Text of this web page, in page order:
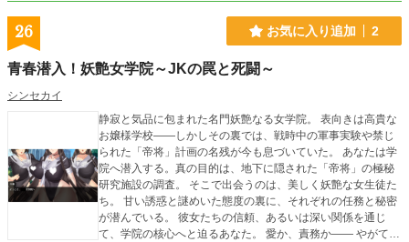
26 お気に入り追加 2
青春潜入！妖艶女学院～JKの罠と死闘～
シンセカイ
静寂と気品に包まれた名門妖艶なる女学院。 表向きは高貴な
お嬢様学校――しかしその裏では、戦時中の軍事実験や禁じ
られた「帝将」計画の名残が今も息づいていた。 あなたは学
院へ潜入する。真の目的は、地下に隠された「帝将」の極秘
研究施設の調査。 そこで出会うのは、美しく妖艶な女生徒た
ち。 甘い誘惑と謎めいた態度の裏に、それぞれの任務と秘密
が潜んでいる。 彼女たちの信頼、あるいは深い関係を通じ
て、学院の核心へと迫るあなた。 愛か、責務か―― やがて真